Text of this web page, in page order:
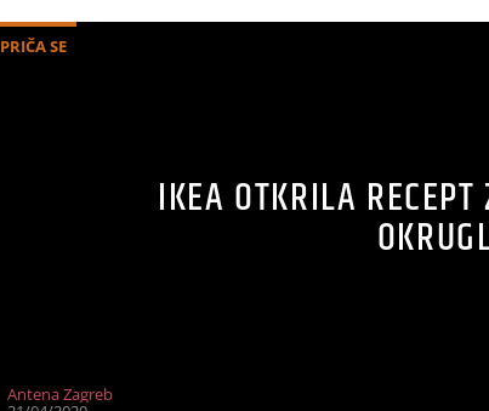
PRIČA SE
IKEA OTKRILA
Antena Zagreb